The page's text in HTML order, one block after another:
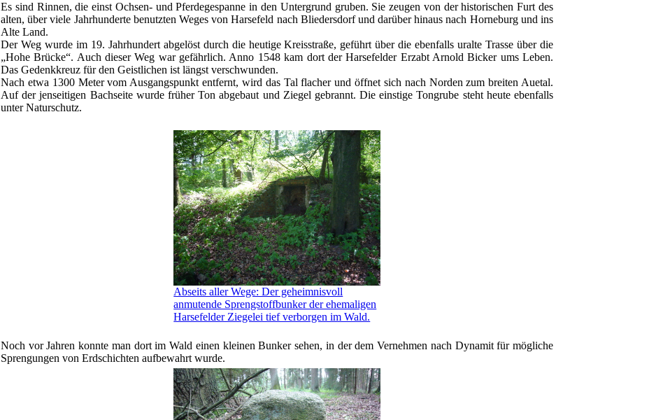
Es sind Rinnen, die einst Ochsen- und Pferdegespanne in den Untergrund gruben. Sie zeugen von der historischen Furt des
alten, über viele Jahrhunderte benutzten Weges von Harsefeld nach Bliedersdorf und darüber hinaus nach Horneburg und ins
Alte Land.
Der Weg wurde im 19. Jahrhundert abgelöst durch die heutige Kreisstraße, geführt über die ebenfalls uralte Trasse über die
„Hohe Brücke“. Auch dieser Weg war gefährlich. Anno 1548 kam dort der Harsefelder Erzabt Arnold Bicker ums Leben.
Das Gedenkkreuz für den Geistlichen ist längst verschwunden.
Nach etwa 1300 Meter vom Ausgangspunkt entfernt, wird das Tal flacher und öffnet sich nach Norden zum breiten Auetal.
Auf der jenseitigen Bachseite wurde früher Ton abgebaut und Ziegel gebrannt. Die einstige Tongrube steht heute ebenfalls
unter Naturschutz.
Abseits aller Wege: Der geheimnisvoll
anmutende Sprengstoffbunker der ehemaligen
Harsefelder Ziegelei tief verborgen im Wald.
Noch vor Jahren konnte man dort im Wald einen kleinen Bunker sehen, in der dem Vernehmen nach Dynamit für mögliche
Sprengungen von Erdschichten aufbewahrt wurde.